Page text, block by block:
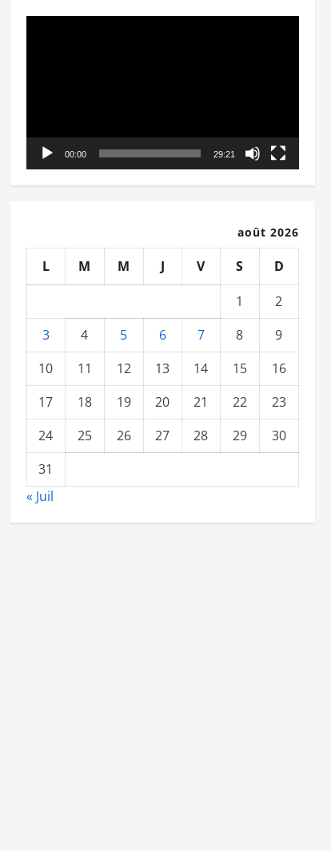
00:00 29:21
août 2026
L M M J V S
D
1
2
3
4 5 6 7 8
9
10
11 12 13 14 15
16
17
18 19 20 21 22
23
24
25 26 27 28 29
30
31
« Juil